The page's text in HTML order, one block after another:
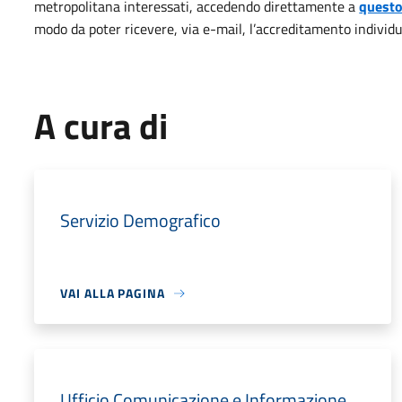
metropolitana interessati, accedendo direttamente a
modo da poter ricevere, via e-mail, l’accreditamento
A cura di
Servizio Demografico
VAI ALLA PAGINA